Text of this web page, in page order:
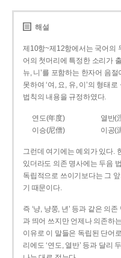
해설
제10항~제12항에서는 국어의
어의 첫머리에 특정한 소리가
뉴, 니’를 포함하는 한자어 음절
못하여 ‘여, 요, 유, 이’의 형태
법칙의 내용을 규정하였다.
연도(年度) 열반(
이승(尼僧)
이공(
그런데 여기에는 예외가 있다.
있더라도 의존 명사에는 두음
독립적으로 쓰이기보다는 그
기 때문이다.
즉 ‘냥, 냥쭝, 년’ 등과 같은 의
과 띄어 쓰지만 언제나 의존하
이유로 이 말들은 독립된 단어
리에도 ‘연도, 열반’ 등과 달리